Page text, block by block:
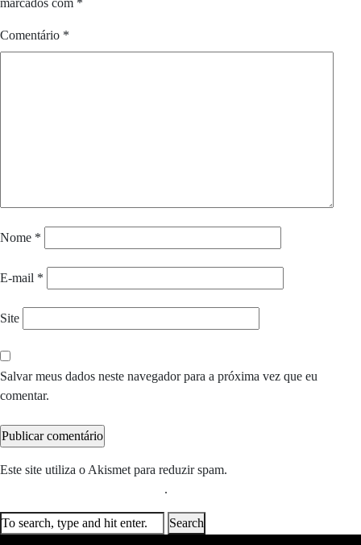
marcados com *
Comentário *
Nome *
E-mail *
Site
Salvar meus dados neste navegador para a próxima vez que eu
comentar.
Este site utiliza o Akismet para reduzir spam.
.
Search